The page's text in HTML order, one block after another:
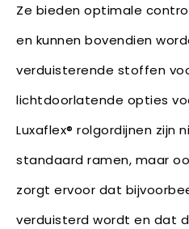
Ze bieden optimale
en kunnen bovendien
verduisterende stoffen
lichtdoorlatende opties
Luxaflex® rolgordijnen zijn
standaard ramen, maar
zorgt ervoor dat
verduisterd wordt en dat